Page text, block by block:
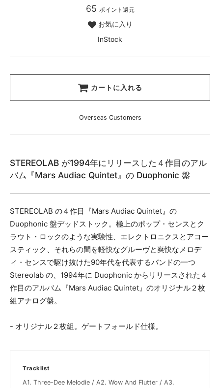
65 ポイント還元
お気に入り
InStock
カートに入れる
Overseas Customers
STEREOLAB が1994年にリリースした４作目のアル
バム『Mars Audiac Quintet』の Duophonic 盤
STEREOLAB の４作目『Mars Audiac Quintet』の
Duophonic 盤デッドストック。極上のポップ・センスとク
ラウト・ロックのような実験性、エレクトロニクスとアコー
スティック、それらの間を軽快なグルーヴと爽快なメロデ
ィ・センスで駆け抜けた90年代を代表するバンドの一つ
Stereolab の、1994年に Duophonic からリリースされた４
作目のアルバム『Mars Audiac Quintet』のオリジナル２枚
組アナログ盤。
- オリジナル２枚組。ゲートフォールド仕様。
Tracklist
A1. Three-Dee Melodie / A2. Wow And Flutter / A3.